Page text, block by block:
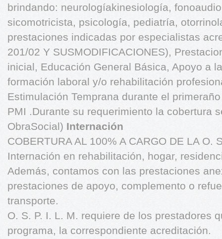
brindando: neurologíakinesiología,
sicomotricista, psicología, pediatría,
prestaciones indicadas por especialistas
201/02 Y SUSMODIFICACIONES),
inicial, Educación General Básica, Apoyo a
formación laboral y/o rehabilitación
Estimulación Temprana durante el
PMI .Durante su requerimiento la cobertura
ObraSocial) Internación
COBERTURA AL 100% A CARGO DE LA O.
Internación en rehabilitación, hogar,
Además, contamos con las prestaciones
prestaciones de apoyo, complemento o
transporte.
O. S. P. I. L. M. requiere de los prestadores
programa, la correspondiente acreditación.